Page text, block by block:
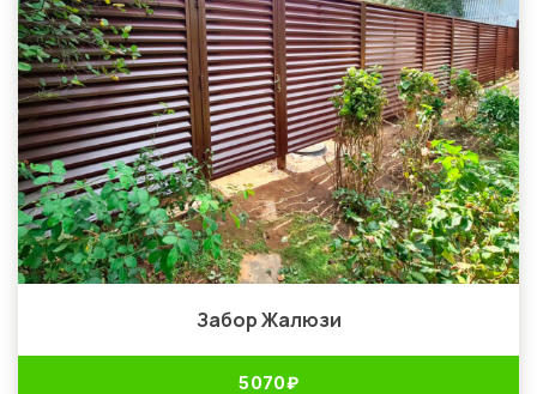
Забор Жалюзи
5 070₽